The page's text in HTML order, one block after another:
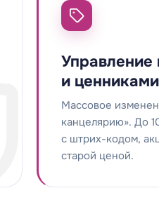
Управление
и ценниками
Массовое
канцелярию». До
с штрих-кодом,
старой ценой.